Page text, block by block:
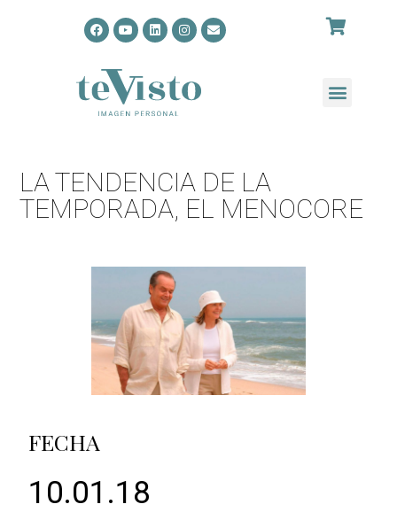
LA TENDENCIA DE LA
TEMPORADA, EL MENOCORE
FECHA
10.01.18